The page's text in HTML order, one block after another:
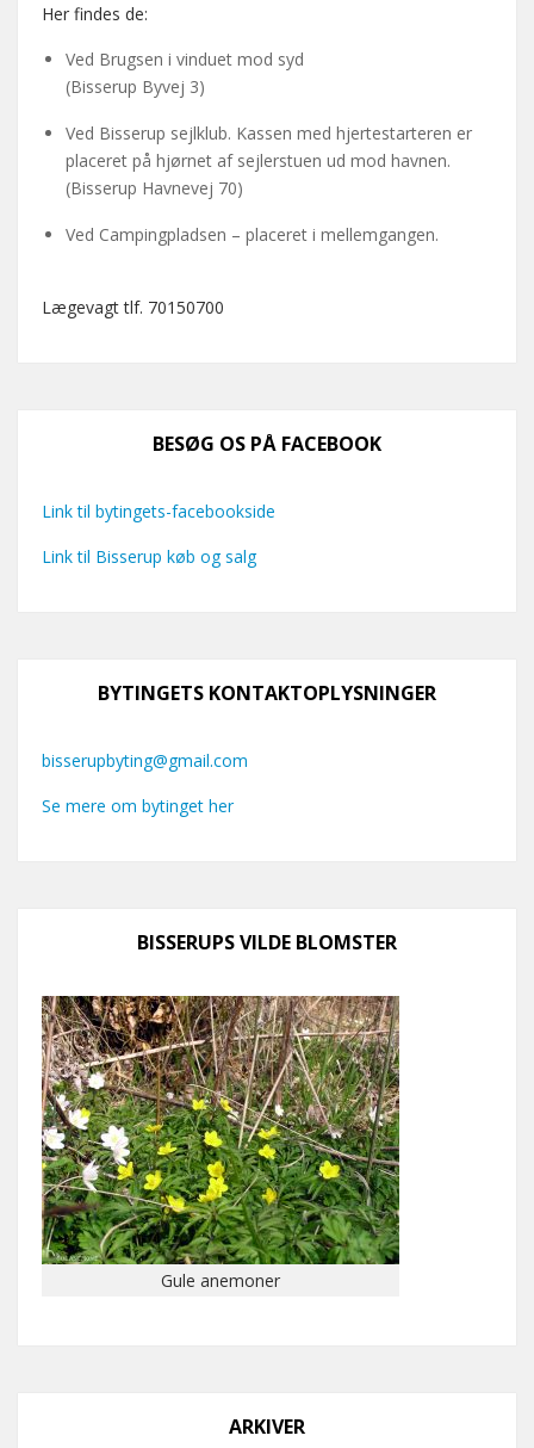
Her findes de:
Ved Brugsen i vinduet mod syd
(Bisserup Byvej 3)
Ved Bisserup sejlklub. Kassen med hjertestarteren er
placeret på hjørnet af sejlerstuen ud mod havnen.
(Bisserup Havnevej 70)
Ved Campingpladsen – placeret i mellemgangen.
Lægevagt tlf. 70150700
BESØG OS PÅ FACEBOOK
Link til bytingets-facebookside
Link til Bisserup køb og salg
BYTINGETS KONTAKTOPLYSNINGER
bisserupbyting@gmail.com
Se mere om bytinget her
BISSERUPS VILDE BLOMSTER
Gule anemoner
ARKIVER